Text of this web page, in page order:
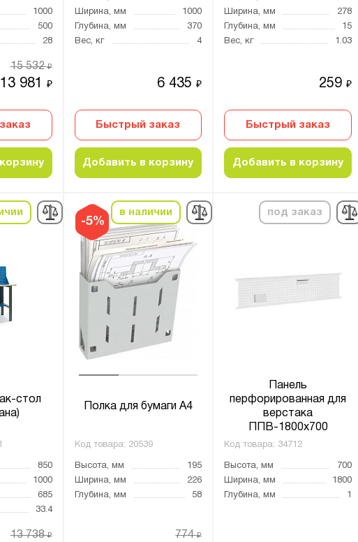
1000
500
28
13 981 ₽
15 532₽
Ширина, мм
1000
Глубина, мм
370
Вес, кг
4
6 435₽
Быстрый заказ
Добавить в корзину
Ширина, мм
278
Глубина, мм
15
Вес, кг
1.03
259 ₽
Быстрый заказ
Добавить в корзину
стол
850
1000
685
33.4
13 738₽
-5%
в наличии
Полка для бумаги А4
Код товара: 20539
Высота, мм
195
Ширина, мм
226
Глубина, мм
58
774₽
под заказ
Панель
перфорированная для
верстака
ППВ-1800х700
Код товара: 34712
Высота, мм
700
Ширина, мм
1800
Глубина, мм
1